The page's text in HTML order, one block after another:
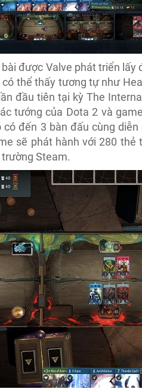
được Valve phát triển
thể thấy tương tự như
đầu tiên tại kỳ The
tướng của Dota 2 và
có đến 3 bàn đấu cùng
sẽ phát hành với 280
Steam.